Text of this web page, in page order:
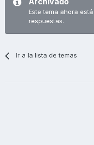
Este tema ahora
respuestas.
Ir a la lista de temas